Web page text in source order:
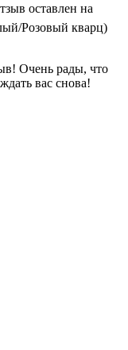
оставлен на
Розовый кварц)
Очень рады, что
вас снова!